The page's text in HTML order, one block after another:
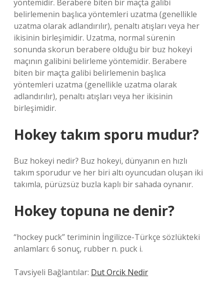
yöntemidir. Berabere biten bir maçta galibi
belirlemenin başlıca yöntemleri uzatma (genellikle
uzatma olarak adlandırılır), penaltı atışları veya her
ikisinin birleşimidir. Uzatma, normal sürenin
sonunda skorun berabere olduğu bir buz hokeyi
maçının galibini belirleme yöntemidir. Berabere
biten bir maçta galibi belirlemenin başlıca
yöntemleri uzatma (genellikle uzatma olarak
adlandırılır), penaltı atışları veya her ikisinin
birleşimidir.
Hokey takım sporu mudur?
Buz hokeyi nedir? Buz hokeyi, dünyanın en hızlı
takım sporudur ve her biri altı oyuncudan oluşan iki
takımla, pürüzsüz buzla kaplı bir sahada oynanır.
Hokey topuna ne denir?
“hockey puck” teriminin İngilizce-Türkçe sözlükteki
anlamları: 6 sonuç, rubber n. puck i.
Tavsiyeli Bağlantılar: Dut Orcik Nedir